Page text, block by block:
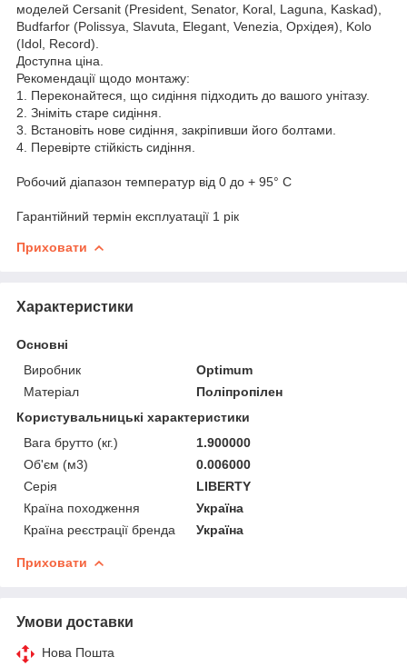
моделей Cersanit (President, Senator, Koral, Laguna, Kaskad),
Budfarfor (Polissya, Slavuta, Elegant, Venezia, Орхідея), Kolo
(Idol, Record).
Доступна ціна.
Рекомендації щодо монтажу:
1. Переконайтеся, що сидіння підходить до вашого унітазу.
2. Зніміть старе сидіння.
3. Встановіть нове сидіння, закріпивши його болтами.
4. Перевірте стійкість сидіння.
Робочий діапазон температур від 0 до + 95° C
Гарантійний термін експлуатації 1 рік
Приховати
Характеристики
Основні
Виробник
Optimum
Матеріал
Поліпропілен
Користувальницькі характеристики
Вага брутто (кг.)
1.900000
Об'єм (м3)
0.006000
Серія
LIBERTY
Країна походження
Україна
Країна реєстрації бренда
Україна
Приховати
Умови доставки
Нова Пошта